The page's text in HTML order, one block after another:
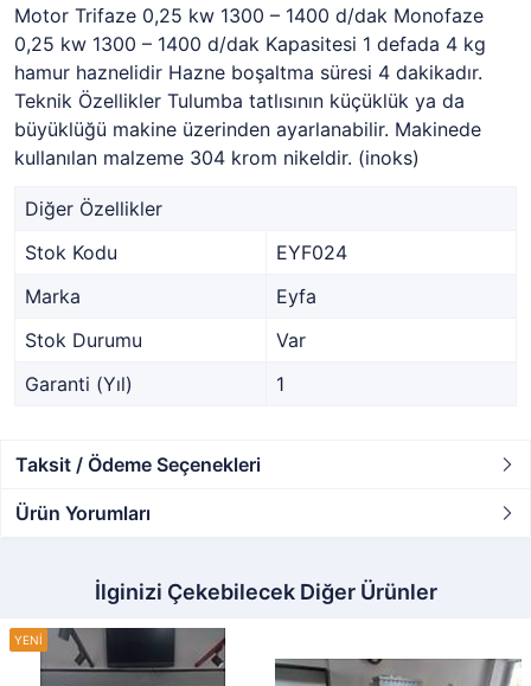
Motor Trifaze 0,25 kw 1300 – 1400 d/dak Monofaze
0,25 kw 1300 – 1400 d/dak Kapasitesi 1 defada 4 kg
hamur haznelidir Hazne boşaltma süresi 4 dakikadır.
Teknik Özellikler Tulumba tatlısının küçüklük ya da
büyüklüğü makine üzerinden ayarlanabilir. Makinede
kullanılan malzeme 304 krom nikeldir. (inoks)
Diğer Özellikler
Stok Kodu
EYF024
Marka
Eyfa
Stok Durumu
Var
Garanti (Yıl)
1
Taksit / Ödeme Seçenekleri
Ürün Yorumları
İlginizi Çekebilecek Diğer Ürünler